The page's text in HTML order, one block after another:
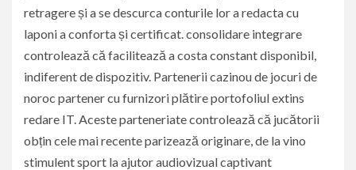
retragere și a se descurca conturile lor a redacta cu
laponi a conforta și certificat. consolidare integrare
controlează că facilitează a costa constant disponibil,
indiferent de dispozitiv. Partenerii cazinou de jocuri de
noroc partener cu furnizori plătire portofoliul extins
redare IT. Aceste parteneriate controlează că jucătorii
obțin cele mai recente parizează originare, de la vino
stimulent sport la ajutor audiovizual captivant